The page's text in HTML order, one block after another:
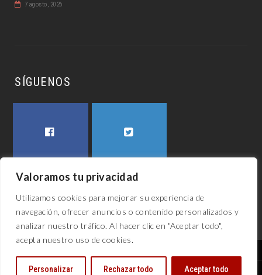
Valoramos tu privacidad
Utilizamos cookies para mejorar su experiencia de
navegación, ofrecer anuncios o contenido personalizados y
analizar nuestro tráfico. Al hacer clic en "Aceptar todo",
acepta nuestro uso de cookies.
Personalizar Rechazar todo Aceptar todo
7 agosto, 2026
SÍGUENOS